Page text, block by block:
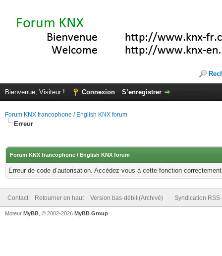
Bienvenue, Visiteur ! Connexion S’enregistrer
Forum KNX francophone / English KNX forum
Erreur
Forum KNX francophone / English KNX forum
Erreur de code d’autorisation. Accédez-vous à cette fonction
Contact Retourner en haut Version bas-débit (Archivé) Syndication RSS
Moteur MyBB , © 2002-2026 MyBB Group